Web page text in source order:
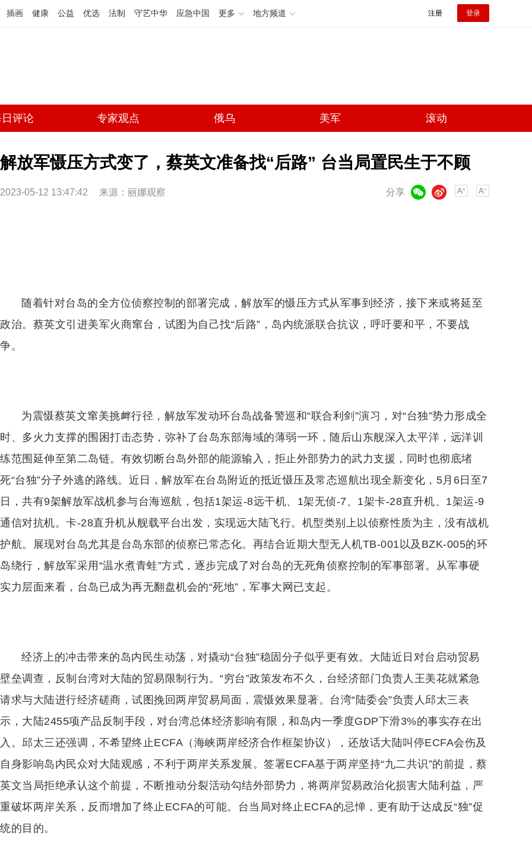
插画 健康 公益 优选 法制 守艺中华 应急中国 更多 地方频道 注册 登录
评论 专家观点 俄乌 美军 滚动
解放军慑压方式变了，蔡英文准备找“后路” 台当局置民生于不顾
2023-05-12 13:47:42 来源：丽娜观察 分享
微博
随着针对台岛的全方位侦察控制的部署完成，解放军的慑压方式从军事到经济，接下来或将延至
政治。蔡英文引进美军火商窜台，试图为自己找“后路”，岛内统派联合抗议，呼吁要和平，不要战
争。
为震慑蔡英文窜美挑衅行径，解放军发动环台岛战备警巡和“联合利剑”演习，对“台独”势力形成全
时、多火力支撑的围困打击态势，弥补了台岛东部海域的薄弱一环，随后山东舰深入太平洋，远洋训
练范围延伸至第二岛链。有效切断台岛外部的能源输入，拒止外部势力的武力支援，同时也彻底堵
死“台独”分子外逃的路线。近日，解放军在台岛附近的抵近慑压及常态巡航出现全新变化，5月6日至7
日，共有9架解放军战机参与台海巡航，包括1架运-8远干机、1架无侦-7、1架卡-28直升机、1架运-9
通信对抗机。卡-28直升机从舰载平台出发，实现远大陆飞行。机型类别上以侦察性质为主，没有战机
护航。展现对台岛尤其是台岛东部的侦察已常态化。再结合近期大型无人机TB-001以及BZK-005的环
岛绕行，解放军采用“温水煮青蛙”方式，逐步完成了对台岛的无死角侦察控制的军事部署。从军事硬
实力层面来看，台岛已成为再无翻盘机会的“死地”，军事大网已支起。
经济上的冲击带来的岛内民生动荡，对撬动“台独”稳固分子似乎更有效。大陆近日对台启动贸易
壁垒调查，反制台湾对大陆的贸易限制行为。“穷台”政策发布不久，台经济部门负责人王美花就紧急
请求与大陆进行经济磋商，试图挽回两岸贸易局面，震慑效果显著。台湾“陆委会”负责人邱太三表
示，大陆2455项产品反制手段，对台湾总体经济影响有限，和岛内一季度GDP下滑3%的事实存在出
入。邱太三还强调，不希望终止ECFA（海峡两岸经济合作框架协议），还放话大陆叫停ECFA会伤及
自身影响岛内民众对大陆观感，不利于两岸关系发展。签署ECFA基于两岸坚持“九二共识”的前提，蔡
英文当局拒绝承认这个前提，不断推动分裂活动勾结外部势力，将两岸贸易政治化损害大陆利益，严
重破坏两岸关系，反而增加了终止ECFA的可能。台当局对终止ECFA的忌惮，更有助于达成反“独”促
统的目的。